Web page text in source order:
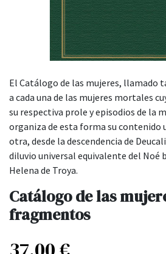
El Catálogo de las mujeres, llamado
a cada una de las mujeres mortales
su respectiva prole y episodios de la
organiza de esta forma su contenido
otra, desde la descendencia de
diluvio universal equivalente del Noé
Helena de Troya.
Catálogo de las
fragmentos